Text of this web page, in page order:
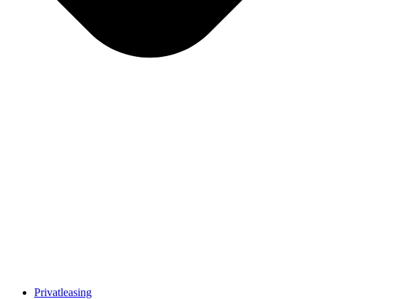
Privatleasing